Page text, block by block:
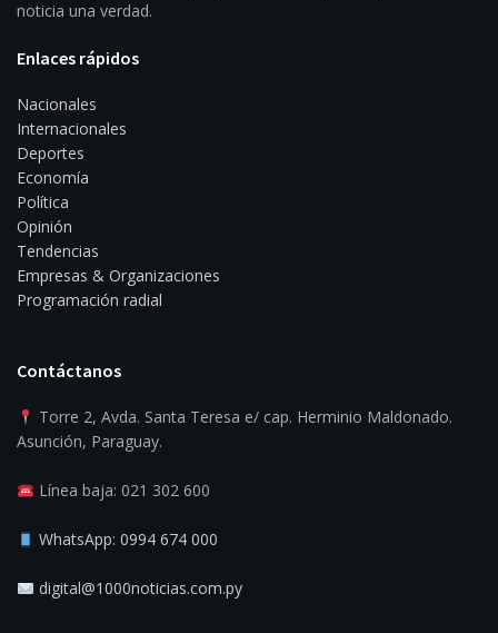
noticia una verdad.
Enlaces rápidos
Nacionales
Internacionales
Deportes
Economía
Política
Opinión
Tendencias
Empresas & Organizaciones
Programación radial
Contáctanos
Torre 2, Avda. Santa Teresa e/ cap. Herminio Maldonado.
Asunción, Paraguay.
Línea baja: 021 302 600
WhatsApp: 0994 674 000
digital@1000noticias.com.py